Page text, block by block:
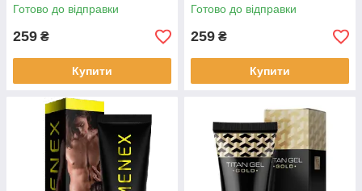
Готово до відправки
259 ₴
Купити
Готово до відправки
259 ₴
Купити